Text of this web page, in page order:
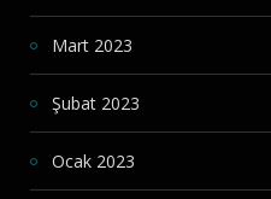
Mart 2023
Şubat 2023
Ocak 2023